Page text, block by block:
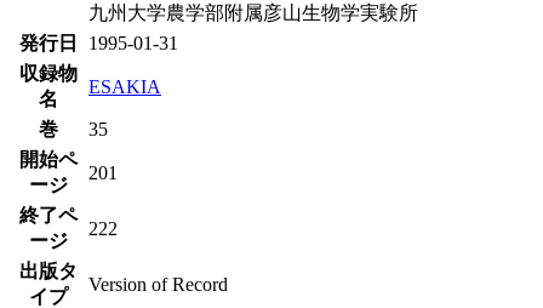
九州大学農学部附属彦山生物学実験所
発行日
1995-01-31
収録物
名
ESAKIA
巻
35
開始ペ
ージ
201
終了ペ
ージ
222
出版タ
イプ
Version of Record